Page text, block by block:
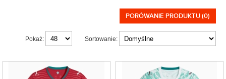
PORÓWANIE PRODUKTU (0)
Sortowanie:
Pokaż: